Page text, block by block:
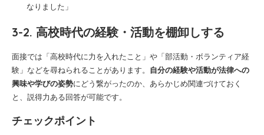
なりました」
3-2. 高校時代の経験・活動を棚卸しする
面接では「高校時代に力を入れたこと」や「部活動・ボランティア経
験」などを尋ねられることがあります。 自分の経験や活動が法律への
興味や学びの姿勢にどう繋がったのか、あらかじめ関連づけておく
と、説得力ある回答が可能です。
チェックポイント